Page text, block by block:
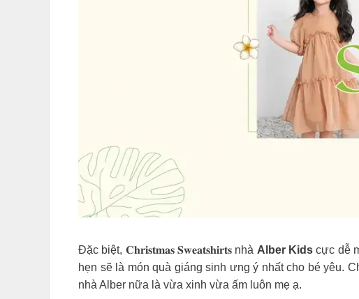
Đặc biệt, 𝐂𝐡𝐫𝐢𝐬𝐭𝐦𝐚𝐬 𝐒𝐰𝐞𝐚𝐭𝐬𝐡𝐢𝐫𝐭𝐬 nhà Alber Kidscực dễ
hẹn sẽ là món quà giáng sinh ưng ý nhất cho bé yêu.
nhà Alber nữa là vừa xinh vừa ấm luôn mẹ ạ.